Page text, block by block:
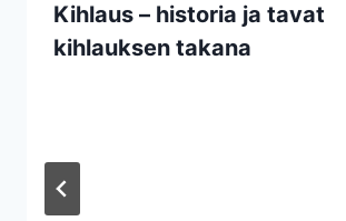
Kihlaus – historia ja tavat
kihlauksen takana